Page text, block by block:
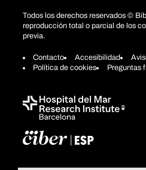
Todos los derechos reservados ©
reproducción total o parcial de los
previa.
Contacto Accesibilidad
Política de cookies
Preguntas